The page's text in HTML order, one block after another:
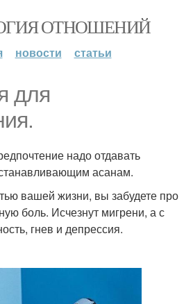
ОТНОШЕНИЙ
новости статьи
для
надо отдавать
асанам.
вашей жизни, вы забудете про
боль. Исчезнут мигрени, а с
гнев и депрессия.